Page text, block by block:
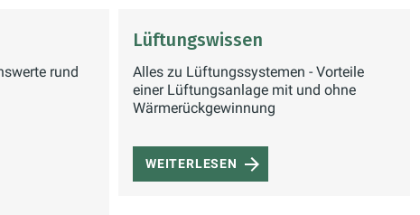
rund
Lüftungswissen
Alles zu Lüftungssystemen - Vorteile
einer Lüftungsanlage mit und ohne
Wärmerückgewinnung
WEITERLESEN